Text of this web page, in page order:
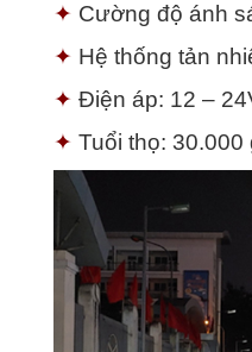
✦ Cường độ ánh
✦ Hệ thống tản
✦ Điện áp: 12 –
✦ Tuổi thọ: 30.000